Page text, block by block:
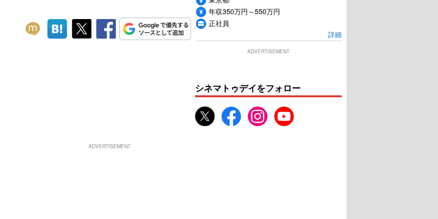
年収350万円～550万円
正社員
詳細
ADVERTISEMENT
シネマトゥデイをフォロー
ADVERTISEMENT